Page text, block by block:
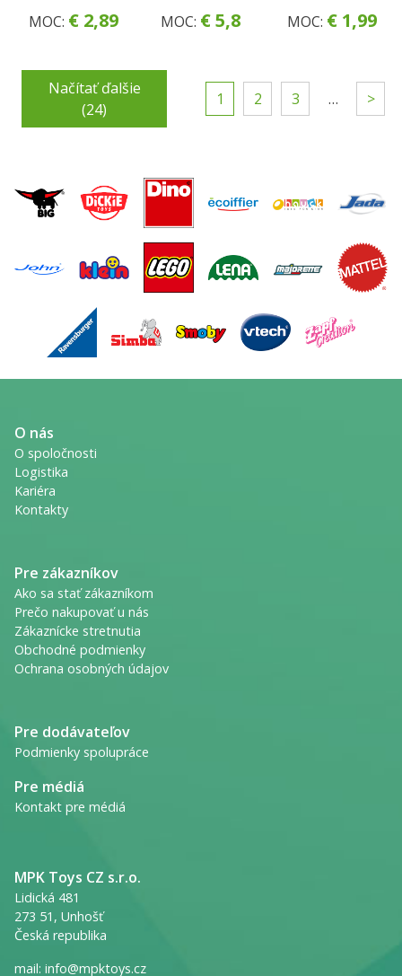
MOC: € 2,89
MOC: € 5,8
MOC: € 1,99
Načítať ďalšie
(24)
1 2 3 … >
O nás
O spoločnosti
Logistika
Kariéra
Kontakty
Pre zákazníkov
Ako sa stať zákazníkom
Prečo nakupovať u nás
Zákaznícke stretnutia
Obchodné podmienky
Ochrana osobných údajov
Pre dodávateľov
Podmienky spolupráce
Pre médiá
Kontakt pre médiá
MPK Toys CZ s.r.o.
Lidická 481
273 51, Unhošť
Česká republika
mail: info@mpktoys.cz